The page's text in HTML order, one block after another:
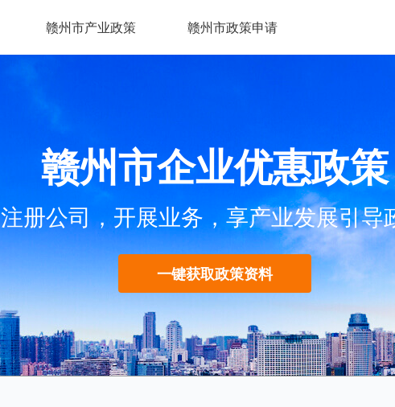
赣州市产业政策 赣州市政策申请
赣州市企业优惠政策
注册公司，开展业务，享产业发展引导
一键获取政策资料